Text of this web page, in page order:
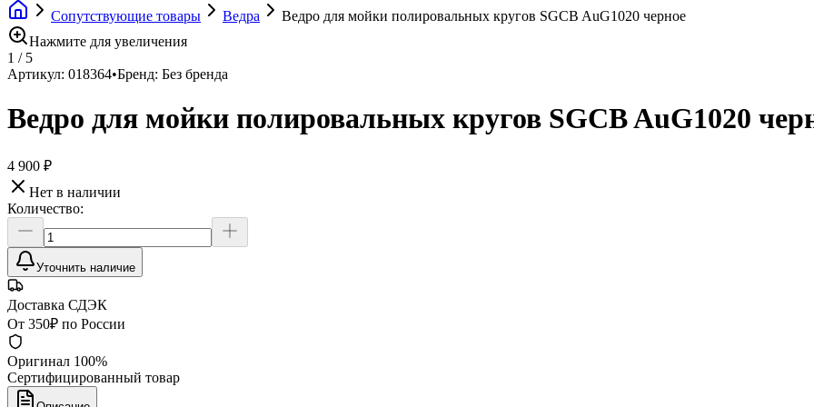
Сопутствующие товары Ведра
Ведро для мойки полировальных кругов SGCB AuG1020 черное
Нажмите для увеличения
1 / 5
Артикул: 018364•Бренд: Без бренда
Ведро для мойки полировальных кругов SGCB AuG1020
4 900 ₽
Нет в наличии
Количество:
Уточнить наличие
Доставка СДЭК
От 350₽ по России
Оригинал 100%
Сертифицированный товар